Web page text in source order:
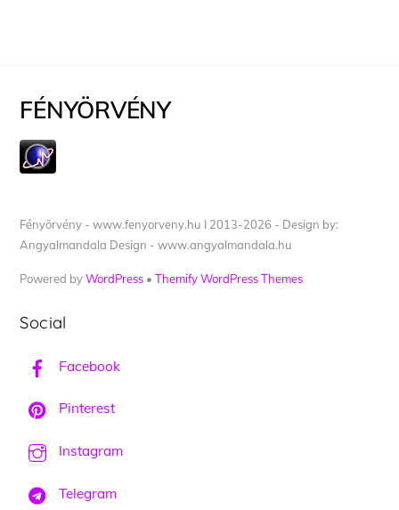
FÉNYÖRVÉNY
Fényörvény - www.fenyorveny.hu I 2013-2026 - Design by:
Angyalmandala Design - www.angyalmandala.hu
Powered byWordPress •Themify WordPress Themes
Social
Facebook
Pinterest
Instagram
Telegram